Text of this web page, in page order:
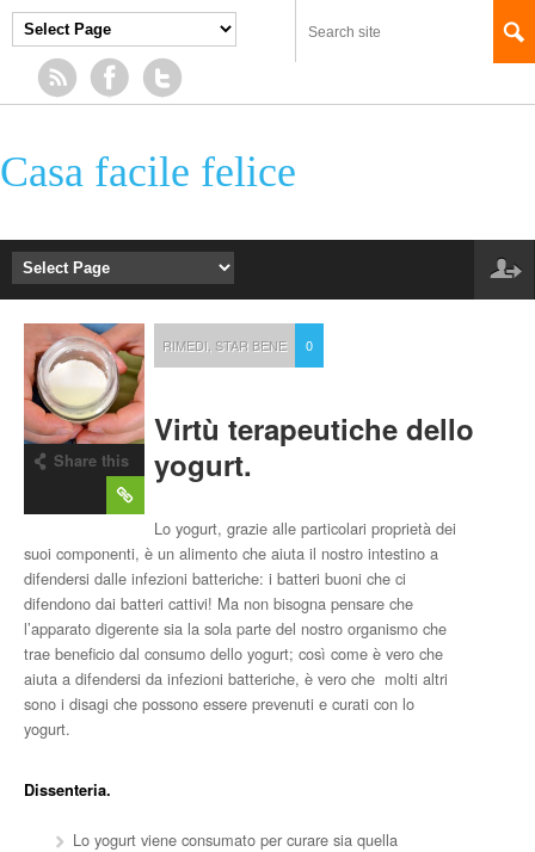
Casa facile felice
Share this
RIMEDI, STAR BENE 0
Virtù terapeutiche dello
yogurt.
Lo yogurt, grazie alle particolari proprietà dei
suoi componenti, è un alimento che aiuta il nostro intestino a
difendersi dalle infezioni batteriche: i batteri buoni che ci
difendono dai batteri cattivi! Ma non bisogna pensare che
l’apparato digerente sia la sola parte del nostro organismo che
trae beneficio dal consumo dello yogurt; così come è vero che
aiuta a difendersi da infezioni batteriche, è vero che molti altri
sono i disagi che possono essere prevenuti e curati con lo
yogurt.
Dissenteria.
Lo yogurt viene consumato per curare sia quella